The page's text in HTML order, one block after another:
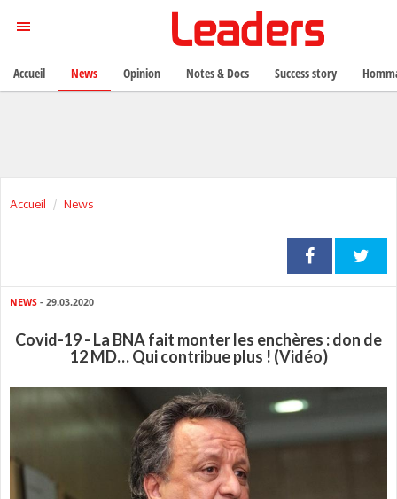
Accueil News
NEWS - 29.03.2020
Covid-19 - La BNA fait monter les enchères : don de
12 MD… Qui contribue plus ! (Vidéo)
Accueil News Opinion Notes & Docs Success story